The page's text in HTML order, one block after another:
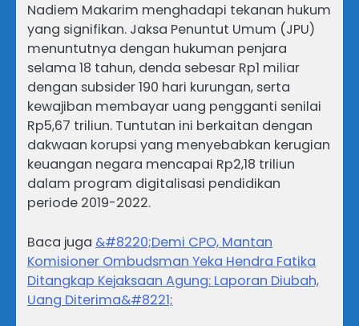
Nadiem Makarim menghadapi tekanan hukum
yang signifikan. Jaksa Penuntut Umum (JPU)
menuntutnya dengan hukuman penjara
selama 18 tahun, denda sebesar Rp1 miliar
dengan subsider 190 hari kurungan, serta
kewajiban membayar uang pengganti senilai
Rp5,67 triliun. Tuntutan ini berkaitan dengan
dakwaan korupsi yang menyebabkan kerugian
keuangan negara mencapai Rp2,18 triliun
dalam program digitalisasi pendidikan
periode 2019-2022.
Baca juga &#8220;Demi CPO, Mantan
Komisioner Ombudsman Yeka Hendra Fatika
Ditangkap Kejaksaan Agung: Laporan Diubah,
Uang Diterima&#8221;